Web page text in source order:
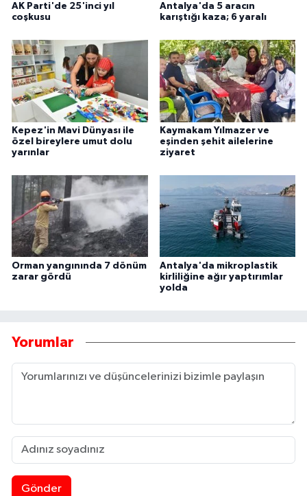
AK Parti'de 25'inci yıl
coşkusu
Antalya'da 5 aracın
karıştığı kaza; 6 yaralı
Kepez'in Mavi Dünyası ile
özel bireylere umut dolu
yarınlar
Kaymakam Yılmazer ve
eşinden şehit ailelerine
ziyaret
Orman yangınında 7 dönüm
zarar gördü
Antalya'da mikroplastik
kirliliğine ağır yaptırımlar
yolda
Yorumlar
Gönder